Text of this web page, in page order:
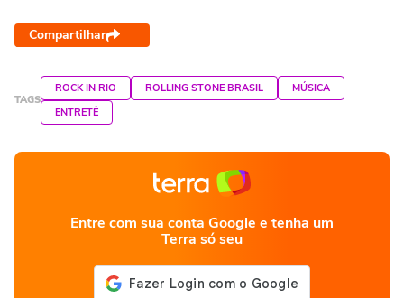
Compartilhar
TAGS
ROCK IN RIO ROLLING STONE BRASIL
MÚSICA
ENTRETÊ
Entre com sua conta Google e tenha um
Terra só seu